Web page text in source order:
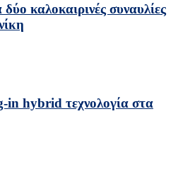
καλοκαιρινές συναυλίες
in hybrid τεχνολογία στα